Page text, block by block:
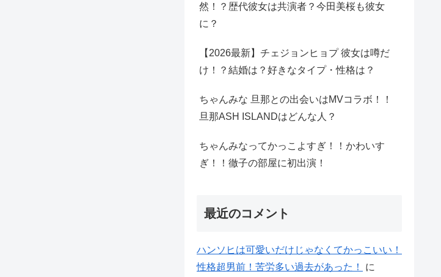
然！？歴代彼女は共演者？今田美桜も彼女
に？
【2026最新】チェジョンヒョプ 彼女は噂だ
け！？結婚は？好きなタイプ・性格は？
ちゃんみな 旦那との出会いはMVコラボ！！
旦那ASH ISLANDはどんな人？
ちゃんみなってかっこよすぎ！！かわいす
ぎ！！徹子の部屋に初出演！
最近のコメント
ハンソヒは可愛いだけじゃなくてかっこいい！
性格超男前！苦労多い過去があった！
に